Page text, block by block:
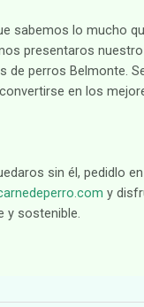
sabemos lo mucho
presentaros nuestro
de perros Belmonte.
en los
sin él, pedidlo en
y
y sostenible.